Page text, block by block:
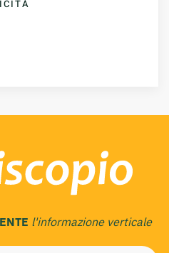
l'informazione verticale